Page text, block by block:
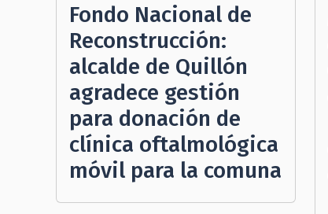
Fondo Nacional de
Reconstrucción:
alcalde de Quillón
agradece gestión
para donación de
clínica oftalmológica
móvil para la comuna